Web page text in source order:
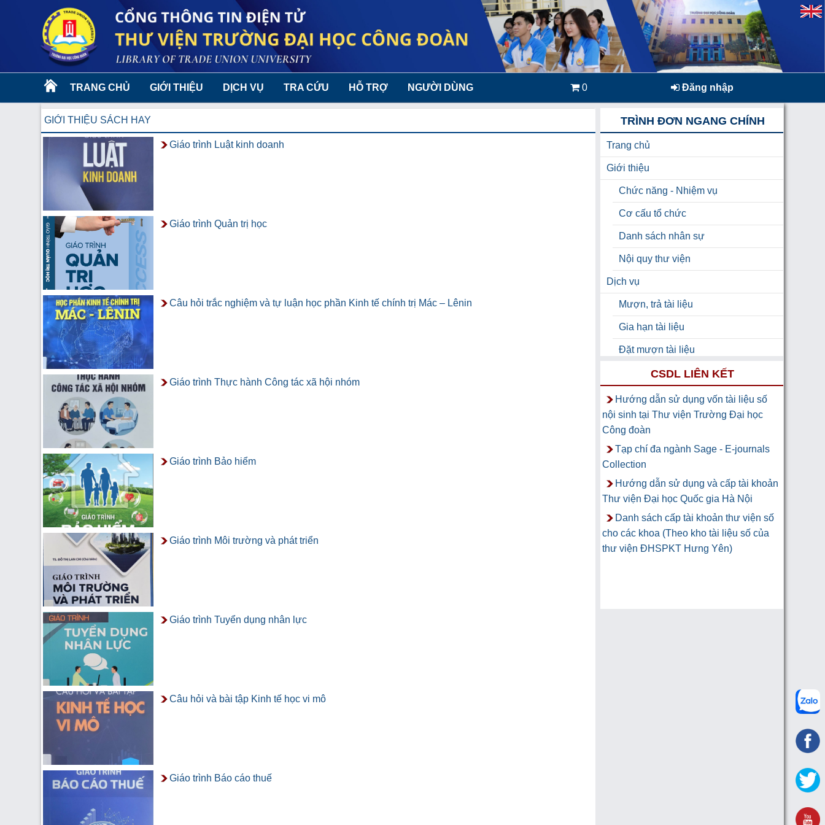
TRANG CHỦ GIỚI THIỆU DỊCH VỤ TRA CỨU HỖ TRỢ NGƯỜI DÙNG 0 Đăng nhập
GIỚI THIỆU SÁCH HAY
Giáo trình Luật kinh doanh
Giáo trình Quản trị học
Câu hỏi trắc nghiệm và tự luận học phần Kinh tế chính trị Mác – Lênin
Giáo trình Thực hành Công tác xã hội nhóm
Giáo trình Bảo hiểm
Giáo trình Môi trường và phát triển
Giáo trình Tuyển dụng nhân lực
Câu hỏi và bài tập Kinh tế học vi mô
Giáo trình Báo cáo thuế
TRÌNH ĐƠN NGANG CHÍNH
Trang chủ
Giới thiệu
Chức năng - Nhiệm vụ
Cơ cấu tổ chức
Danh sách nhân sự
Nội quy thư viện
Dịch vụ
Mượn, trả tài liệu
Gia hạn tài liệu
Đặt mượn tài liệu
Hỗ trợ học tập
HƯỚNG DẪN TRA CỨU TÀI LIỆU
CSDL LIÊN KẾT
Hướng dẫn sử dụng vốn tài liệu số
nội sinh tại Thư viện Trường Đại học
Công đoàn
Tạp chí đa ngành Sage - E-journals
Collection
Hướng dẫn sử dụng và cấp tài khoản
Thư viện Đại học Quốc gia Hà Nội
Danh sách cấp tài khoản thư viện số
cho các khoa (Theo kho tài liệu số của
thư viện ĐHSPKT Hưng Yên)